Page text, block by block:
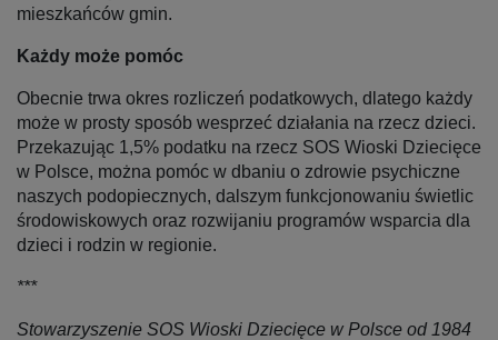
mieszkańców gmin.
Każdy może pomóc
Obecnie trwa okres rozliczeń podatkowych, dlatego każdy
może w prosty sposób wesprzeć działania na rzecz dzieci.
Przekazując 1,5% podatku na rzecz SOS Wioski Dziecięce
w Polsce, można pomóc w dbaniu o zdrowie psychiczne
naszych podopiecznych, dalszym funkcjonowaniu świetlic
środowiskowych oraz rozwijaniu programów wsparcia dla
dzieci i rodzin w regionie.
***
Stowarzyszenie SOS Wioski Dziecięce w Polsce od 1984